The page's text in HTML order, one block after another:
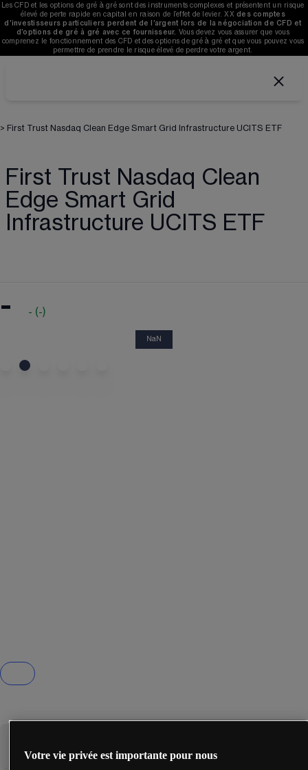
Les CFD et les options de gré à gré sont des instruments complexes et présentent un risque
élevé de perte rapide en capital en raison de l’effet de levier. XX des comptes
d’investisseurs particuliers perdent de l’argent lors de la négociation de CFD et
d’options de gré à gré avec ce fournisseur. Vous devez vous assurer que vous
comprenez le fonctionnement des CFD et des options de gré à gré et que vous pouvez vous
permettre de prendre le risque élevé de perdre votre argent.
> First Trust Nasdaq Clean Edge Smart Grid Infrastructure UCITS ETF
First Trust Nasdaq Clean
Edge Smart Grid
Infrastructure UCITS ETF
- - (-)
NaN
Votre vie privée est importante pour nous